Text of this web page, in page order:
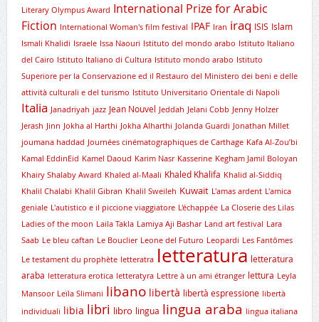
Literary Olympus Award International Prize for Arabic
Fiction International Woman's film festival IPAF Iran iraq ISIS Islam
Ismali Khalidi Israele Issa Naouri Istituto del mondo arabo Istituto Italiano
del Cairo Istituto Italiano di Cultura Istituto mondo arabo Istituto
Superiore per la Conservazione ed il Restauro del Ministero dei beni e delle
attività culturali e del turismo Istituto Universitario Orientale di Napoli
Italia Janadriyah jazz Jean Nouvel Jeddah Jelani Cobb Jenny Holzer
Jerash Jinn Jokha al Harthi Jokha Alharthi Jolanda Guardi Jonathan Millet
joumana haddad Journées cinématographiques de Carthage Kafa Al-Zou’bi
Kamal EddinEid Kamel Daoud Karim Nasr Kasserine Kegham Jamil Boloyan
Khairy Shalaby Award Khaled al-Maali Khaled Khalifa Khalid al-Siddiq
Khalil Chalabi Khalil Gibran Khalil Sweileh Kuwait L'amas ardent L'amica
geniale L'autistico e il piccione viaggiatore L'échappée La Closerie des Lilas
Ladies of the moon Laila Takla Lamiya Aji Bashar Land art festival Lara
Saab Le bleu caftan Le Bouclier Leone del Futuro Leopardi Les Fantômes
Le testament du prophète letteratra letteratura letteratura
araba letteratura erotica letteratyra Lettre à un ami étranger lettura Leyla
Mansoor Leïla Slimani libano libertà libertà espressione libertà
individuali
libia libri libro lingua lingua araba lingua italiana